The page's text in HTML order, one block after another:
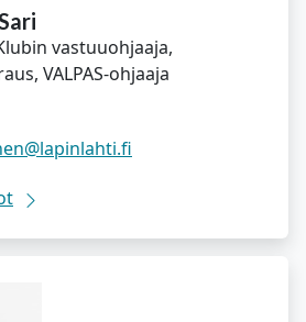
vastuuohjaaja,
VALPAS-ohjaaja